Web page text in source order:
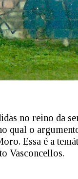
no reino da
qual o
Essa é a
Vasconcellos.